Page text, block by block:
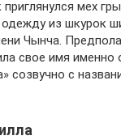
мех
из шкурок
Чынча.
свое имя именно
созвучно с